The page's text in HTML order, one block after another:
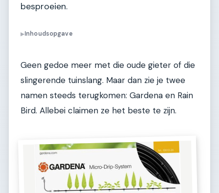
besproeien.
▶Inhoudsopgave
Geen gedoe meer met die oude gieter of die
slingerende tuinslang. Maar dan zie je twee
namen steeds terugkomen: Gardena en Rain
Bird. Allebei claimen ze het beste te zijn.